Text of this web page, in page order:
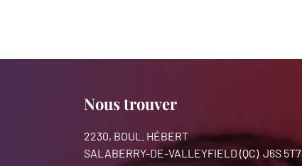
Nous trouver
2230, BOUL. HÉBERT
SALABERRY-DE-VALLEYFIELD (QC) J6S 5T7